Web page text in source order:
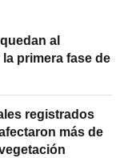
al
primera fase de
registrados
más de